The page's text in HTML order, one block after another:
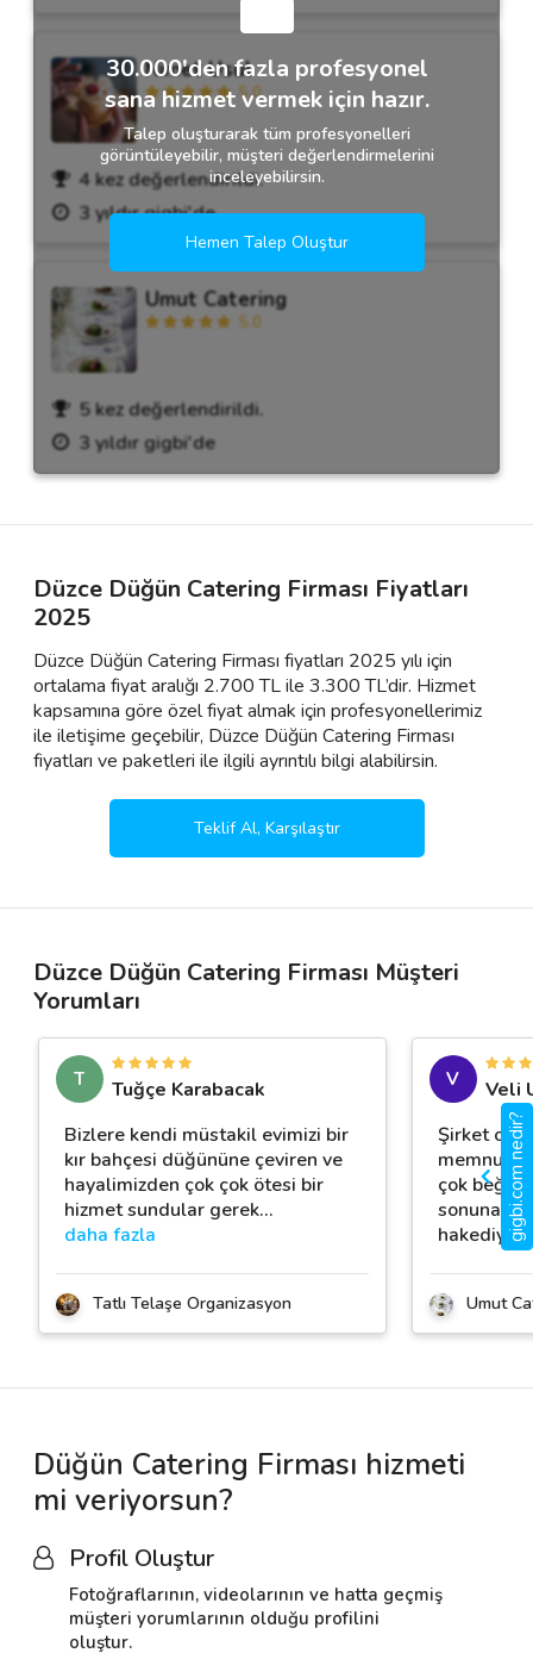
Nimet Usul
5.0
4 kez değerlendirildi.
3 yıldır gigbi'de
Umut Catering
5.0
5 kez değerlendirildi.
3 yıldır gigbi'de
30.000'den fazla profesyonel
sana hizmet vermek için hazır.
Talep oluşturarak tüm profesyonelleri
görüntüleyebilir, müşteri değerlendirmelerini
inceleyebilirsin.
Hemen Talep Oluştur
Düzce Düğün Catering Firması Fiyatları
2025
Düzce Düğün Catering Firması fiyatları 2025 yılı için
ortalama fiyat aralığı 2.700 TL ile 3.300 TL’dir. Hizmet
kapsamına göre özel fiyat almak için profesyonellerimiz
ile iletişime geçebilir, Düzce Düğün Catering Firması
fiyatları ve paketleri ile ilgili ayrıntılı bilgi alabilirsin.
Teklif Al, Karşılaştır
Düzce Düğün Catering Firması Müşteri
Yorumları
T
Tuğçe Karabacak
Bizlere kendi müstakil evimizi bir
kır bahçesi düğününe çeviren ve
hayalimizden çok çok ötesi bir
hizmet sundular gerek…
daha fazla
Tatlı Telaşe Organizasyon
V
Veli
Şirket
memnun
çok
sonuna
Umut
Düğün Catering Firması hizmeti
mi veriyorsun?
Profil Oluştur
Fotoğraflarının, videolarının ve hatta geçmiş
müşteri yorumlarının olduğu profilini
oluştur.
gigbi.com nedir?